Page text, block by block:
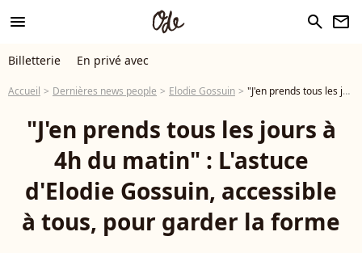
menu search newsletter
Billetterie En privé avec
Accueil Dernières news people Elodie Gossuin "J'en prends tous les jours à 4h du matin" : L'astuce d'Elodie Gossuin, accessible à tous, pour garder la forme
"J'en prends tous les jours à
4h du matin" : L'astuce
d'Elodie Gossuin, accessible
à tous, pour garder la forme